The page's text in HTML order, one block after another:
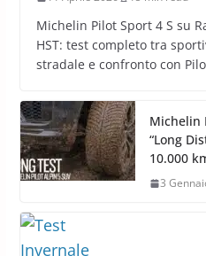
Michelin Pilot Sport 4 S su
HST: test completo tra
stradale e confronto con
Michelin
“Long
10.000
3